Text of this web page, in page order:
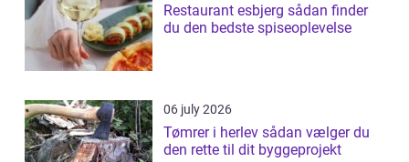
Restaurant esbjerg sådan finder
du den bedste spiseoplevelse
06 july 2026
Tømrer i herlev sådan vælger du
den rette til dit byggeprojekt